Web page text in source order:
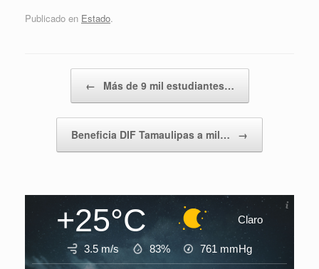
Publicado en Estado.
← Más de 9 mil estudiantes…
Beneficia DIF Tamaulipas a mil… →
+25°C Claro
3.5 m/s 83% 761 mmHg